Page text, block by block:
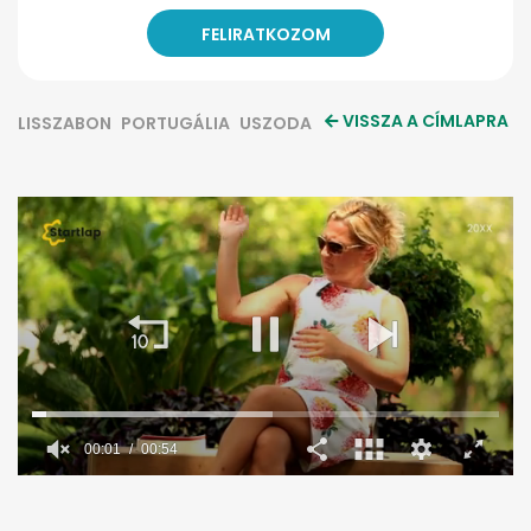
LISSZABON PORTUGÁLIA USZODA VISSZA A CÍMLAPRA
00:02 00:54